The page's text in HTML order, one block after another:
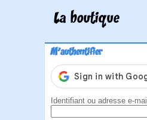
La boutique
M'authentifier
Identifiant ou adresse e-mail